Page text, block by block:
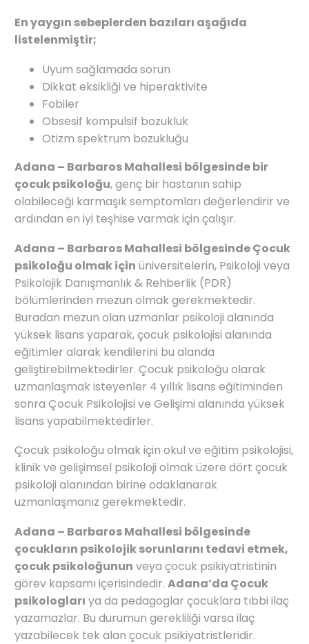
En yaygın sebeplerden bazıları aşağıda
listelenmiştir;
Uyum sağlamada sorun
Dikkat eksikliği ve hiperaktivite
Fobiler
Obsesif kompulsif bozukluk
Otizm spektrum bozukluğu
Adana – Barbaros Mahallesi bölgesinde bir
çocuk psikoloğu, genç bir hastanın sahip
olabileceği karmaşık semptomları değerlendirir ve
ardından en iyi teşhise varmak için çalışır.
Adana – Barbaros Mahallesi bölgesinde Çocuk
psikoloğu olmak için üniversitelerin, Psikoloji veya
Psikolojik Danışmanlık & Rehberlik (PDR)
bölümlerinden mezun olmak gerekmektedir.
Buradan mezun olan uzmanlar psikoloji alanında
yüksek lisans yaparak, çocuk psikolojisi alanında
eğitimler alarak kendilerini bu alanda
geliştirebilmektedirler. Çocuk psikoloğu olarak
uzmanlaşmak isteyenler 4 yıllık lisans eğitiminden
sonra Çocuk Psikolojisi ve Gelişimi alanında yüksek
lisans yapabilmektedirler.
Çocuk psikoloğu olmak için okul ve eğitim psikolojisi,
klinik ve gelişimsel psikoloji olmak üzere dört çocuk
psikoloji alanından birine odaklanarak
uzmanlaşmanız gerekmektedir.
Adana – Barbaros Mahallesi bölgesinde
çocukların psikolojik sorunlarını tedavi etmek,
çocuk psikoloğunun veya çocuk psikiyatristinin
görev kapsamı içerisindedir. Adana’da Çocuk
psikologları ya da pedagoglar çocuklara tıbbi ilaç
yazamazlar. Bu durumun gerekliliği varsa ilaç
yazabilecek tek alan çocuk psikiyatristleridir.